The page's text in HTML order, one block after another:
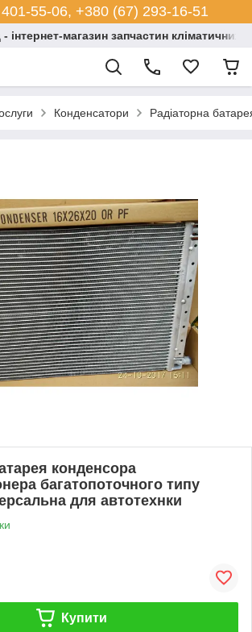
55-06, +380 (67) 293-16-51
магазин запчастин кліматичних
Конденсатори Радіаторна
конденсора
багатопоточного типу
для автотехнки
Купити